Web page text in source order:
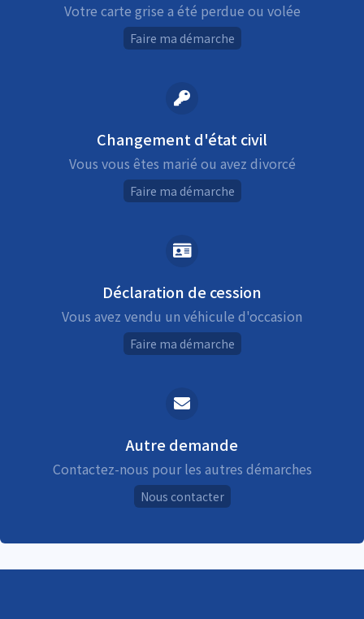
Votre carte grise a été perdue ou volée
Faire ma démarche
Changement d'état civil
Vous vous êtes marié ou avez divorcé
Faire ma démarche
Déclaration de cession
Vous avez vendu un véhicule d'occasion
Faire ma démarche
Autre demande
Contactez-nous pour les autres démarches
Nous contacter